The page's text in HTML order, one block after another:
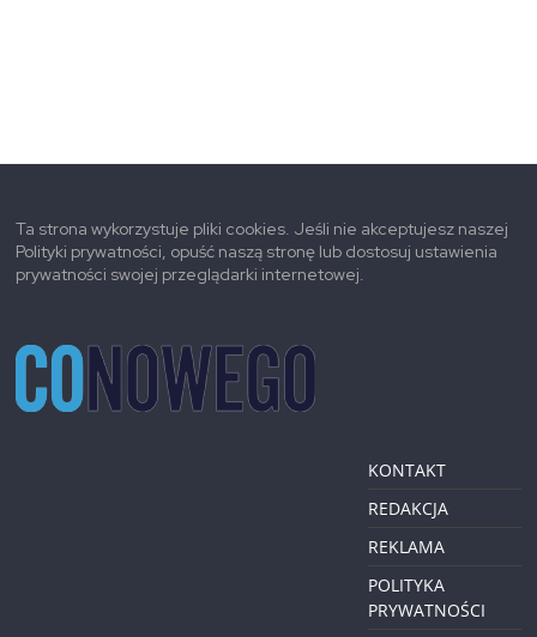
Ta strona wykorzystuje pliki cookies. Jeśli nie akceptujesz naszej
Polityki prywatności, opuść naszą stronę lub dostosuj ustawienia
prywatności swojej przeglądarki internetowej.
KONTAKT
REDAKCJA
REKLAMA
POLITYKA
PRYWATNOŚCI